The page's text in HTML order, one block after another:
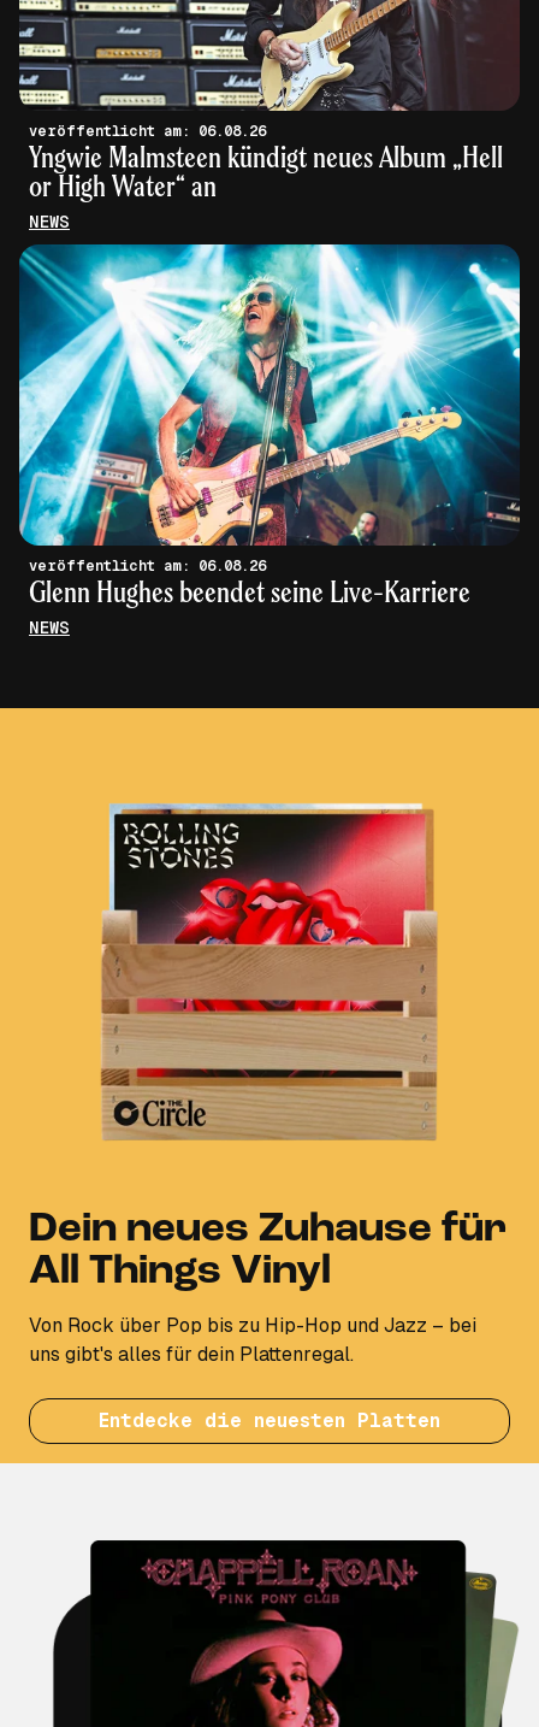
veröffentlicht am: 06.08.26
Yngwie Malmsteen kündigt neues Album „Hell
or High Water“ an
NEWS
veröffentlicht am: 06.08.26
Glenn Hughes beendet seine Live-Karriere
NEWS
Dein neues Zuhause für
All Things Vinyl
Von Rock über Pop bis zu Hip-Hop und Jazz – bei
uns gibt's alles für dein Plattenregal.
Entdecke die neuesten Platten